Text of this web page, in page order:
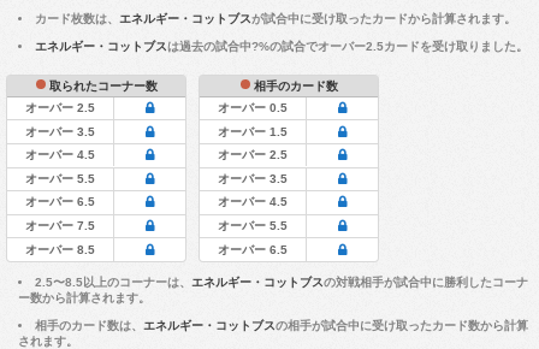
カード枚数は、 エネルギー・コットブスが試合中に受け取ったカードから計算されます。
エネルギー・コットブスは過去の試合中?%の試合でオーバー2.5カードを受け取りました。
取られたコーナー数
オーバー 2.5
オーバー 3.5
オーバー 4.5
オーバー 5.5
オーバー 6.5
オーバー 7.5
オーバー 8.5
相手のカード数
オーバー 0.5
オーバー 1.5
オーバー 2.5
オーバー 3.5
オーバー 4.5
オーバー 5.5
オーバー 6.5
2.5〜8.5以上のコーナーは、 エネルギー・コットブスの対戦相手が試合中に勝利したコーナ
ー数から計算されます。
相手のカード数は、 エネルギー・コットブスの相手が試合中に受け取ったカード数から計算
されます。